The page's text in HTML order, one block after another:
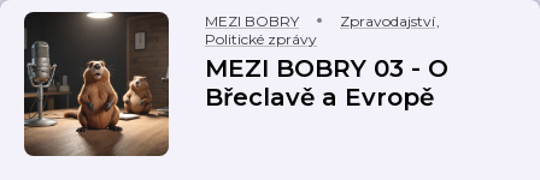
MEZI BOBRY Zpravodajství,
Politické zprávy
MEZI BOBRY 03 - O
Břeclavě a Evropě